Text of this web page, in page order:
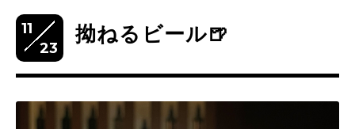
11
23
拗ねるビール🍺